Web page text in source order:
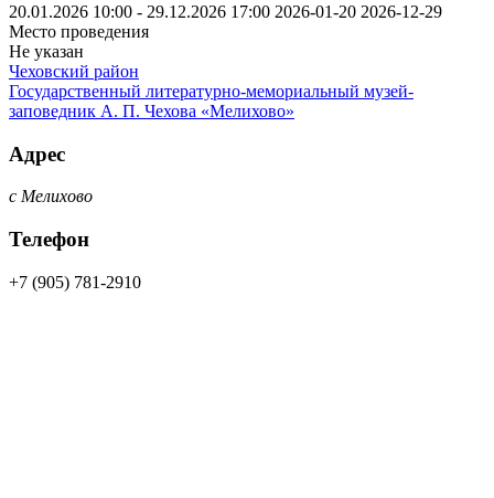
20.01.2026 10:00 - 29.12.2026 17:00 2026-01-20 2026-12-29
Место проведения
Не указан
Чеховский район
Государственный литературно-мемориальный музей-
заповедник А. П. Чехова «Мелихово»
Адрес
с Мелихово
Телефон
+7 (905) 781-2910